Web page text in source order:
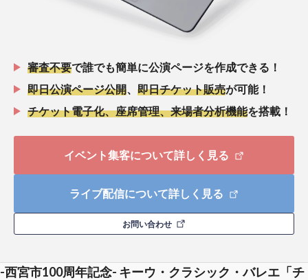
審査不要で誰でも簡単に公演ページを作成できる！
即日公演ページ公開
即日チケット販売が可能！
チケット電子化、座席管理、来場者分析機能を搭載！
イベント集客について詳しく見る
ライブ配信について詳しく見る
お問い合わせ
-西宮市100周年記念- キーウ・クラシック・バレエ「チ